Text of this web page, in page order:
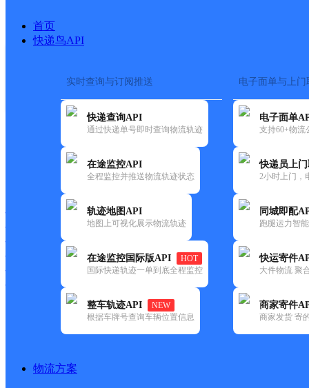
首页
快递鸟API
实时查询与订阅推送
快递查询API
通过快递单号即时查询物流轨迹
在途监控API
全程监控并推送物流轨迹状态
轨迹地图API
地图上可视化展示物流轨迹
在途监控国际版API
HOT
国际快递轨迹一单到底全程监控
整车轨迹API
NEW
根据车牌号查询车辆位置信息
电子面单与上门
电子面单
支持60+物流
快递员上
2小时上门，
同城即配
跑腿运力智
快运寄件
大件物流 聚
商家寄件
商家发货 寄
物流方案
快递大全> 快递网
快运大全 快递时效
网点筛选